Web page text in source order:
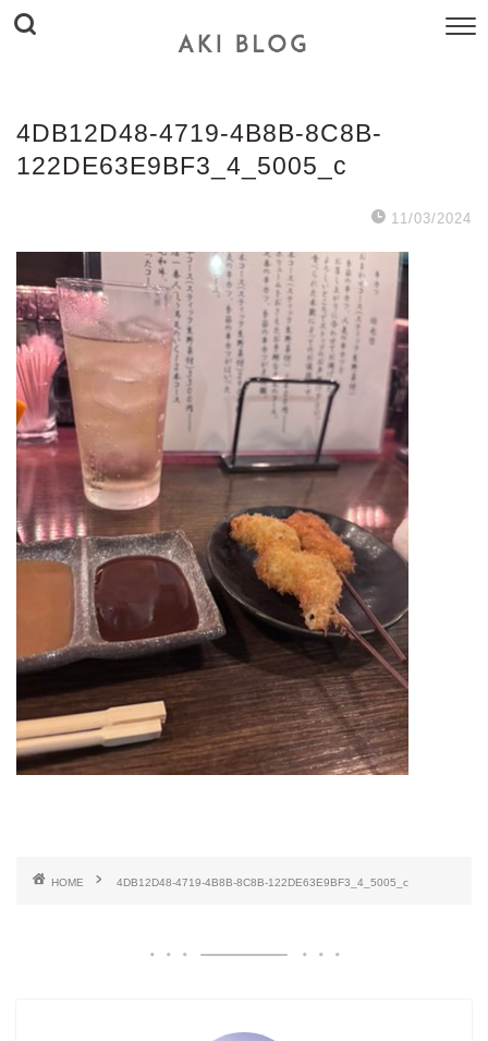
4DB12D48-4719-4B8B-8C8B-
122DE63E9BF3_4_5005_c
11/03/2024
HOME 4DB12D48-4719-4B8B-8C8B-122DE63E9BF3_4_5005_c